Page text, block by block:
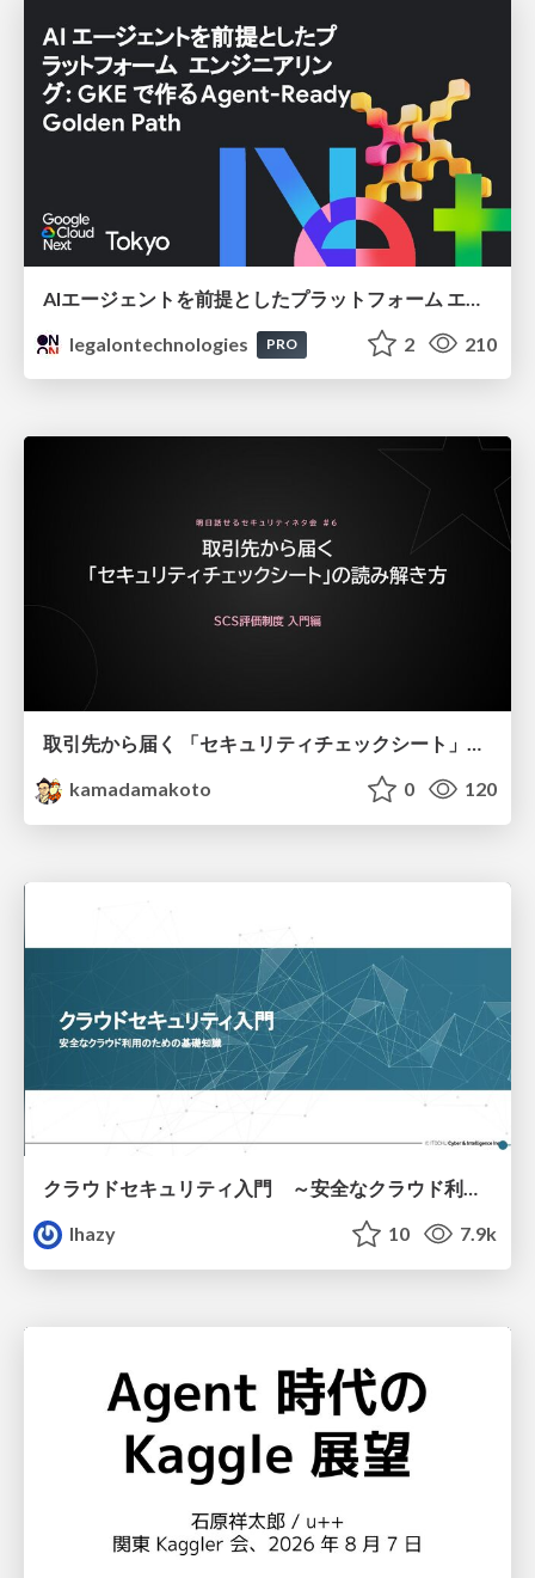
legalontechnologies
PRO 2 210
取引先から届く 「セキュリティチェックシート」の読み解き方
kamadamakoto
0 120
クラウドセキュリティ入門 ～安全なクラウド利用のための基礎知識～
lhazy
10 7.9k